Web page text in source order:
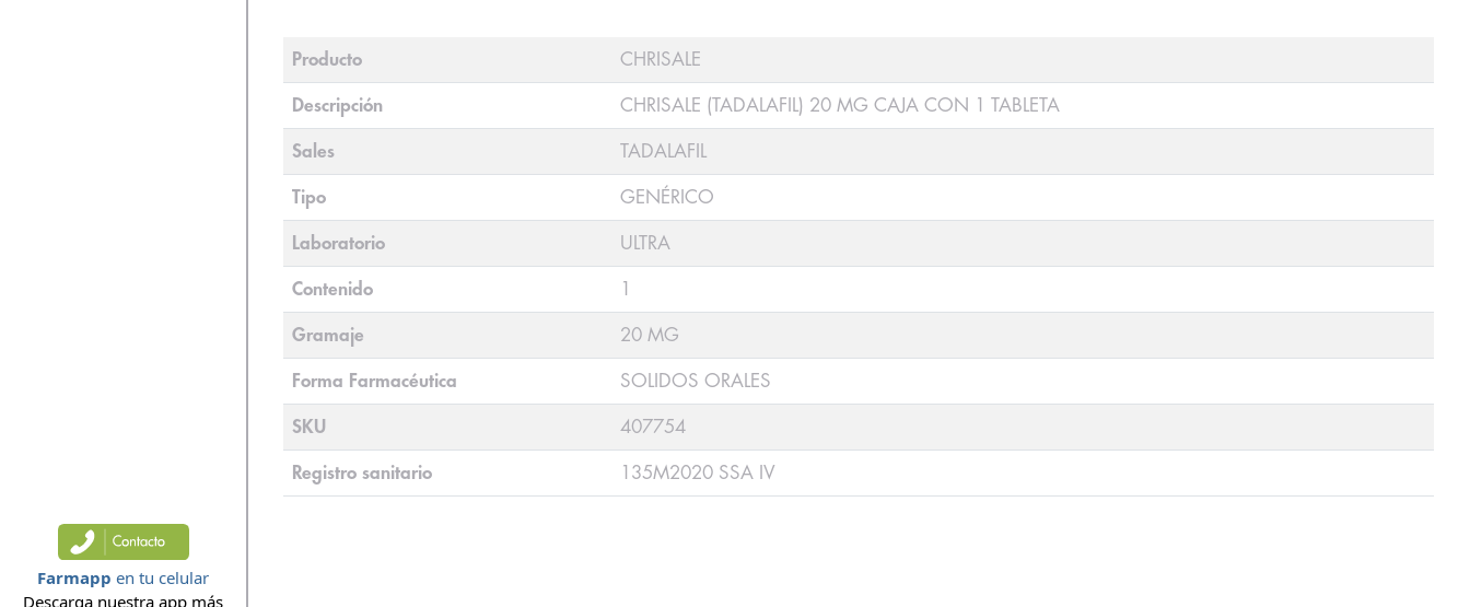
Farmapp en tu celular
Descarga nuestra app más
Producto CHRISALE
Descripción CHRISALE (TADALAFIL) 20 MG CAJA CON 1 TABLETA
Sales TADALAFIL
Tipo GENÉRICO
Laboratorio ULTRA
Contenido 1
Gramaje 20 MG
Forma Farmacéutica SOLIDOS ORALES
SKU 407754
Registro sanitario 135M2020 SSA IV